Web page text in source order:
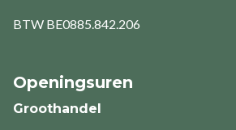
BTW BE0885.842.206
Openingsuren
Groothandel